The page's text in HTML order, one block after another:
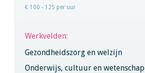
€ 100 - 125 per uur
Werkvelden:
Gezondheidszorg en welzijn
Onderwijs, cultuur en wetenschap